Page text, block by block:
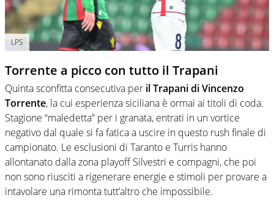
LPS
Torrente a picco con tutto il Trapani
Quinta sconfitta consecutiva per il Trapani di Vincenzo
Torrente, la cui esperienza siciliana è ormai ai titoli di coda.
Stagione “maledetta” per i granata, entrati in un vortice
negativo dal quale si fa fatica a uscire in questo rush finale di
campionato. Le esclusioni di Taranto e Turris hanno
allontanato dalla zona playoff Silvestri e compagni, che poi
non sono riusciti a rigenerare energie e stimoli per provare a
intavolare una rimonta tutt’altro che impossibile.